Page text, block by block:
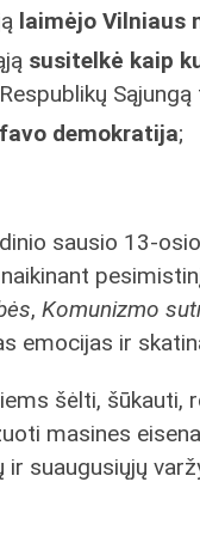
laimėjo Vilniaus
susitelkė kaip
demokratija;
sausio 13-
, Komunizmo
emocijas ir
šėlti, šūkauti,
masines
ir suaugusiųjų